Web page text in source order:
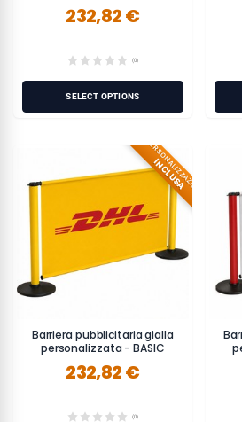
232,82 €
(0)
SELECT OPTIONS
PERSONALIZZAZIONE
INCLUSA
Barriera pubblicitaria gialla
personalizzata - BASIC
232,82 €
(0)